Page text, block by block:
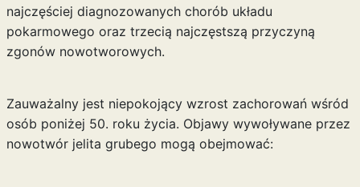
najczęściej diagnozowanych chorób układu
pokarmowego oraz trzecią najczęstszą przyczyną
zgonów nowotworowych.
Zauważalny jest niepokojący wzrost zachorowań wśród
osób poniżej 50. roku życia. Objawy wywoływane przez
nowotwór jelita grubego mogą obejmować: